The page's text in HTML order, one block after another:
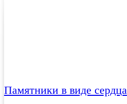
Памятники в виде сердца